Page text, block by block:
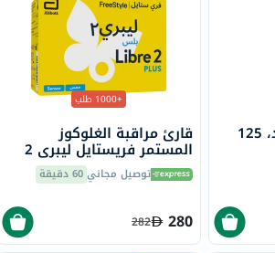
جل منظف سكين كود، 125
+1000 طلب
قارئ مراقبة الغلوكوز
المستمر فريستايل ليبري 2
بلس، المزود بمستشعر فلاش
توصيل مجاني60 دقيقة
280
282